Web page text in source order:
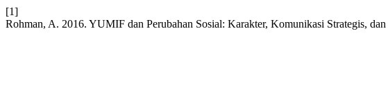
[1]
Rohman, A. 2016. YUMIF dan Perubahan Sosial: Karakter, Komunikasi Strategis,